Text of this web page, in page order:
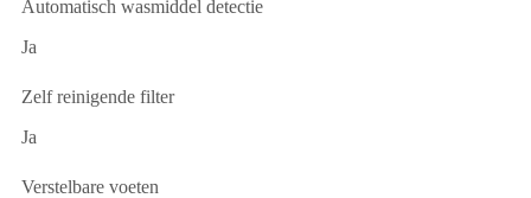
Automatisch wasmiddel detectie
Ja
Zelf reinigende filter
Ja
Verstelbare voeten